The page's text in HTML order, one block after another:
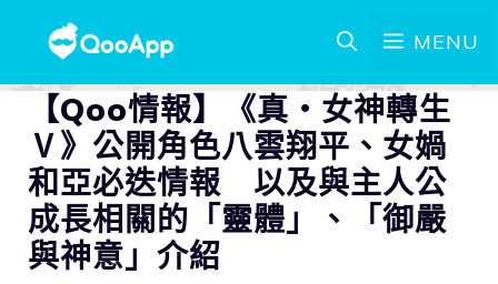
MENU
【Qoo情報】《真・女神轉生
Ⅴ》公開角色八雲翔平、女媧
和亞必迭情報 以及與主人公
成長相關的「靈體」、「御嚴
與神意」介紹